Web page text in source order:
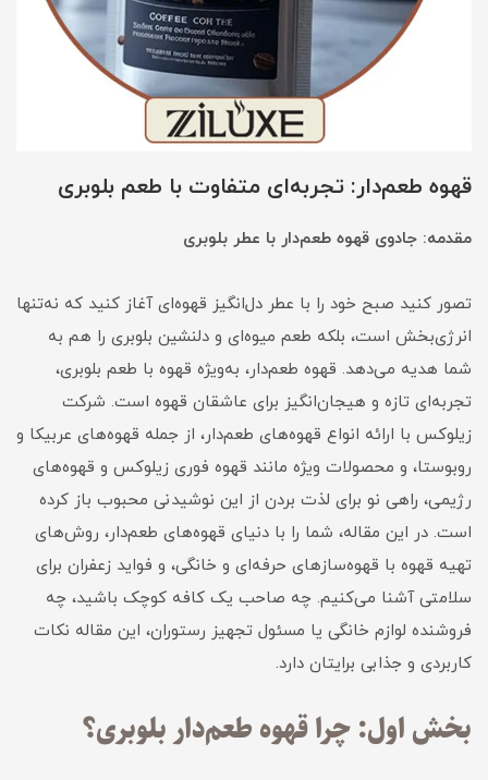
قهوه طعم‌دار: تجربه‌ای متفاوت با طعم بلوبری
مقدمه: جادوی قهوه طعم‌دار با عطر بلوبری
تصور کنید صبح خود را با عطر دل‌انگیز قهوه‌ای آغاز کنید که نه‌تنها
انرژی‌بخش است، بلکه طعم میوه‌ای و دلنشین بلوبری را هم به
شما هدیه می‌دهد. قهوه طعم‌دار، به‌ویژه قهوه با طعم بلوبری،
تجربه‌ای تازه و هیجان‌انگیز برای عاشقان قهوه است. شرکت
زیلوکس با ارائه انواع قهوه‌های طعم‌دار، از جمله قهوه‌های عربیکا و
روبوستا، و محصولات ویژه مانند قهوه فوری زیلوکس و قهوه‌های
رژیمی، راهی نو برای لذت بردن از این نوشیدنی محبوب باز کرده
است. در این مقاله، شما را با دنیای قهوه‌های طعم‌دار، روش‌های
تهیه قهوه با قهوه‌سازهای حرفه‌ای و خانگی، و فواید زعفران برای
سلامتی آشنا می‌کنیم. چه صاحب یک کافه کوچک باشید، چه
فروشنده لوازم خانگی یا مسئول تجهیز رستوران، این مقاله نکات
کاربردی و جذابی برایتان دارد.
بخش اول: چرا قهوه طعم‌دار بلوبری؟